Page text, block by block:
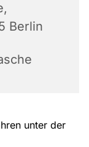
Berlin
unter der